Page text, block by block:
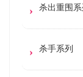
杀出重围
杀手系列